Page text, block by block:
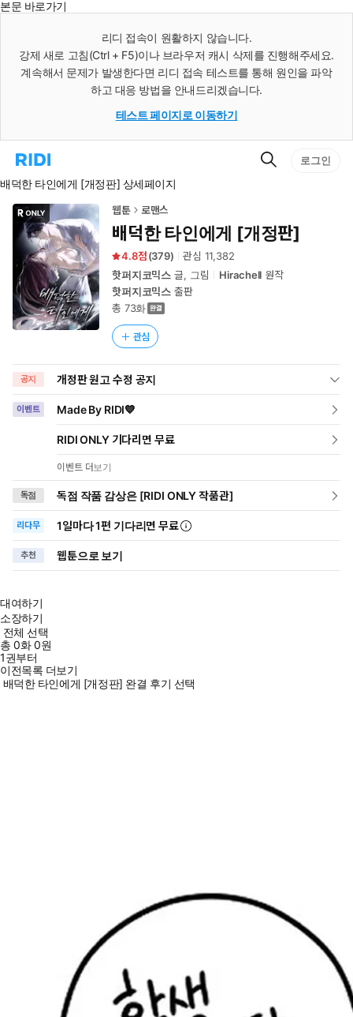
본문 바로가기
리디 접속이 원활하지 않습니다.
강제 새로 고침(Ctrl + F5)이나 브라우저 캐시 삭제를 진행해주세요.
계속해서 문제가 발생한다면 리디 접속 테스트를 통해 원인을 파악
하고 대응 방법을 안내드리겠습니다.
테스트 페이지로 이동하기
리
홈
로
이
동
검
로그인
배덕한 타인에게 [개정판] 상세페이지
웹툰 로맨스
배덕한 타인에게 [개정판]
4.8 (379) 관심 11,382
핫퍼지코믹스 글, 그림 Hirachell 원작
핫퍼지코믹스 출판
총 73화
관심
공지 개정판 원고 수정 공지
이벤트 Made By RIDI💙
RIDI ONLY 기다리면 무료
이벤트 더보기
독점 독점 작품 감상은 [RIDI ONLY 작품관]
리다무 1일마다1편 기다리면 무료
추천 웹툰으로 보기
대여하기
소장하기
전체 선택
총0화0원
1권부터
이전목록 더보기
배덕한 타인에게 [개정판] 완결 후기 선택